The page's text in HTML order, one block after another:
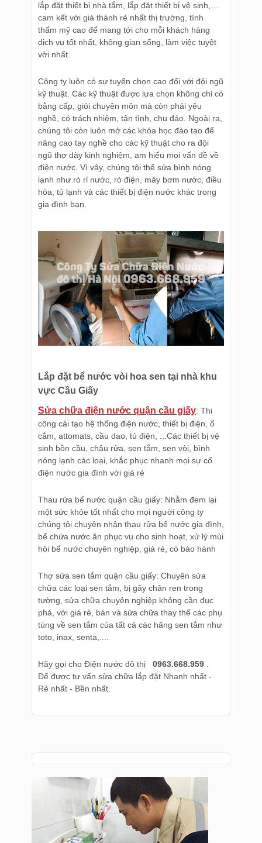
lắp đặt thiết bị nhà tắm, lắp đặt thiết bị vệ sinh,…
cam kết với giá thành rẻ nhất thị trường, tính
thẩm mỹ cao để mang tới cho mỗi khách hàng
dịch vụ tốt nhất, không gian sống, làm việc tuyệt
vời nhất.
Công ty luôn có sự tuyển chọn cao đối với đội ngũ
kỹ thuật. Các kỹ thuật được lựa chọn không chỉ có
bằng cấp, giỏi chuyên môn mà còn phải yêu
nghề, có trách nhiệm, tận tình, chu đáo. Ngoài ra,
chúng tôi còn luôn mở các khóa học đào tạo để
nâng cao tay nghề cho các kỹ thuật cho ra đội
ngũ thợ dày kinh nghiệm, am hiểu mọi vấn đề về
điện nước. Vì vậy, chúng tôi thể sửa bình nóng
lạnh như rò rỉ nước, rò điện, máy bơm nước, điều
hòa, tủ lạnh và các thiết bị điện nước khác trong
gia đình bạn.
Lắp đặt bể nước vòi hoa sen tại nhà khu
vực Cầu Giấy
Sửa chữa điện nước quận cầu giấy: Thi
công cải tạo hệ thống điện nước, thiết bị điện, ổ
cắm, attomats, cầu dao, tủ điện, ...Các thiết bị vệ
sinh bồn cầu, chậu rửa, sen tắm, sen vòi, bình
nóng lạnh các loại, khắc phục nhanh mọi sự cố
điện nước gia đình với giá rẻ
Thau rửa bể nước quận cầu giấy: Nhằm đem lại
một sức khỏe tốt nhất cho mọi người công ty
chúng tôi chuyên nhận thau rửa bể nước gia đình,
bể chứa nước ăn phục vụ cho sinh hoạt, xử lý mùi
hôi bể nước chuyên nghiệp, giá rẻ, có bảo hành
Thợ sửa sen tắm quận cầu giấy: Chuyên sửa
chữa các loại sen tắm, bị gãy chân ren trong
tường, sửa chữa chuyên nghiệp không cần đục
phá, với giá rẻ, bán và sửa chữa thay thế các phụ
tùng về sen tắm của tất cả các hãng sen tắm như
toto, inax, senta,....
Hãy gọi cho Điện nước đô thị 0963.668.959
Để được tư vấn sửa chữa lắp đặt Nhanh nhất -
Rẻ nhất - Bền nhất.